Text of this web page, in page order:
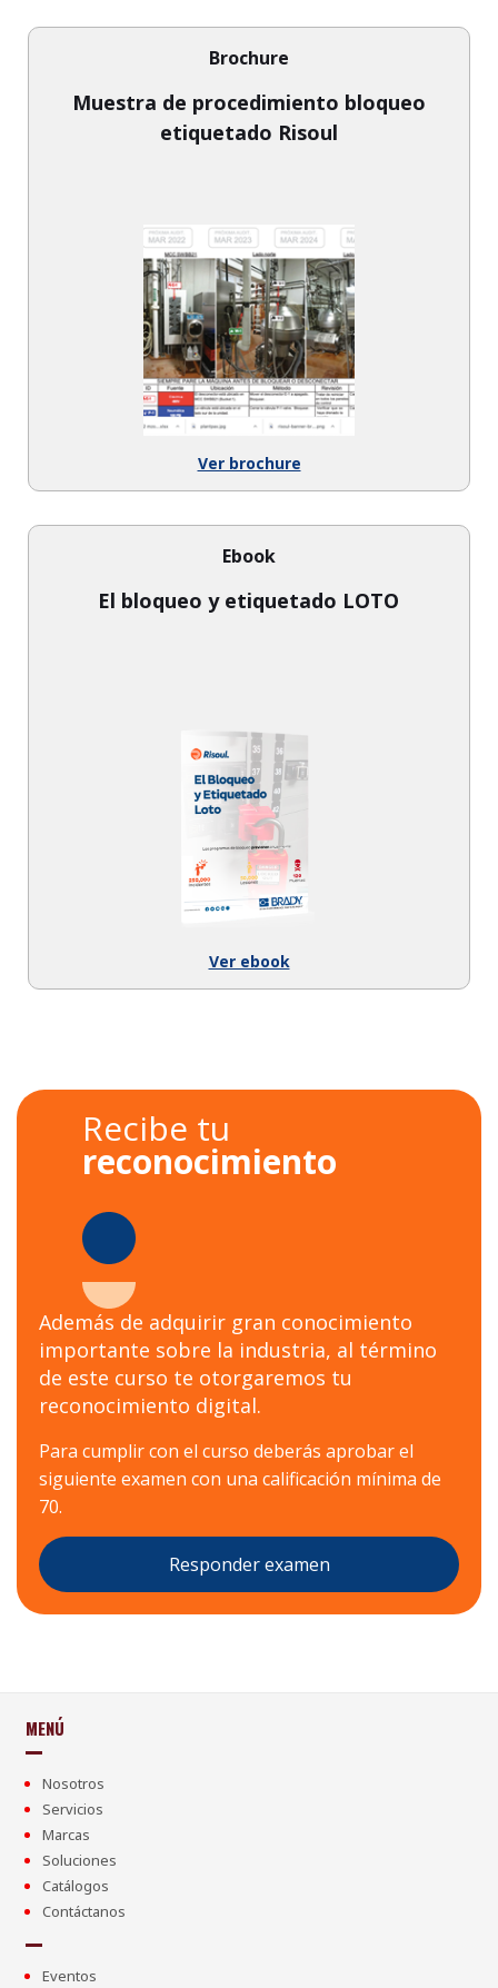
Brochure
Muestra de procedimiento bloqueo
etiquetado Risoul
Ver brochure
Ebook
El bloqueo y etiquetado LOTO
Ver ebook
Recibe tu
reconocimiento
Además de adquirir gran conocimiento
importante sobre la industria, al término
de este curso te otorgaremos tu
reconocimiento digital.
Para cumplir con el curso deberás aprobar el
siguiente examen con una calificación mínima de
70.
Responder examen
MENÚ
Nosotros
Servicios
Marcas
Soluciones
Catálogos
Contáctanos
Eventos